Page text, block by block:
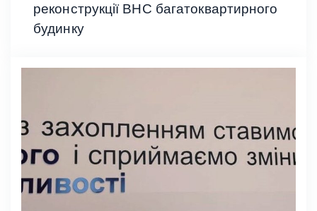
реконструкції ВНС багатоквартирного
будинку